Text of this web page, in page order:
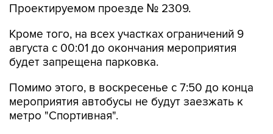
Проектируемом проезде № 2309.
Кроме того, на всех участках ограничений 9
августа с 00:01 до окончания мероприятия
будет запрещена парковка.
Помимо этого, в воскресенье с 7:50 до конца
мероприятия автобусы не будут заезжать к
метро "Спортивная".